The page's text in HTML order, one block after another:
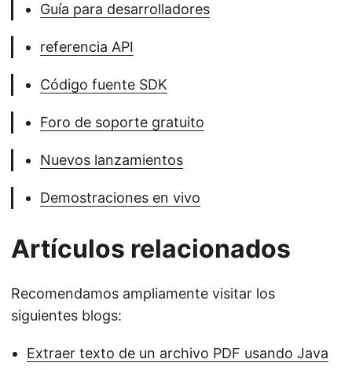
Guía para desarrolladores
referencia API
Código fuente SDK
Foro de soporte gratuito
Nuevos lanzamientos
Demostraciones en vivo
Artículos relacionados
Recomendamos ampliamente visitar los
siguientes blogs:
Extraer texto de un archivo PDF usando Java